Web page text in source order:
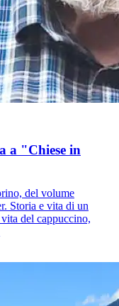
a "Chiese in
del volume
Storia e vita di un
del cappuccino,